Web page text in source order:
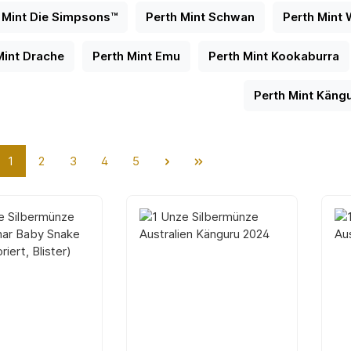
Die Simpsons™ Perth Mint Schwan Perth Mint
Drache Perth Mint Emu Perth Mint Kookaburra
Perth Mint
Seite
1 Seite
2 Seite
3 Seite
4 Seite
5